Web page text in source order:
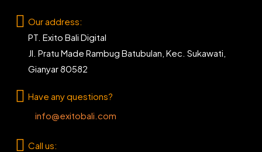
Our address:
PT. Exito Bali Digital
Jl. Pratu Made Rambug Batubulan, Kec. Sukawati,
Gianyar 80582
Have any questions?
info@exitobali.com
Call us: